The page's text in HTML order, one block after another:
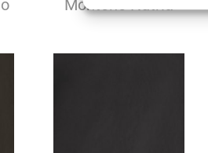
Montone Nutria